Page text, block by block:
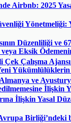
Airbnb: 2025
Yönetmeliği:
Düzenliliği ve
veya Eksik
Çalışma Ajansı
Yükümlülüklerin
ve
İlişkin
İlişkin Yasal
Birliği’ndeki